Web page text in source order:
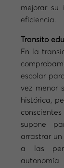
mejorar su
eficiencia.
Transito
En la
escolar
vez menor
histórica,
supone
arrastrar
a las